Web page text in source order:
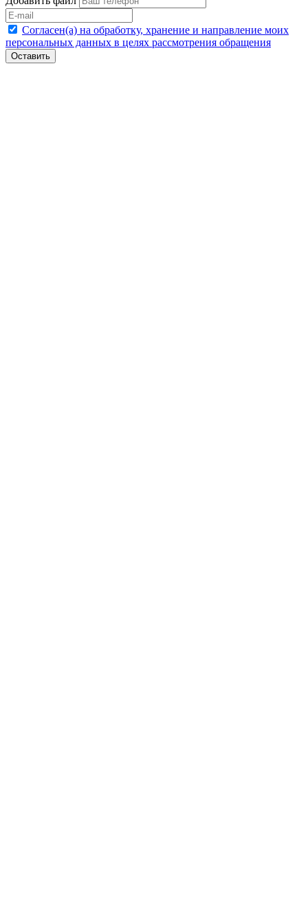
Согласен(а) на обработку, хранение и направление моих
персональных данных в целях рассмотрения обращения
Оставить